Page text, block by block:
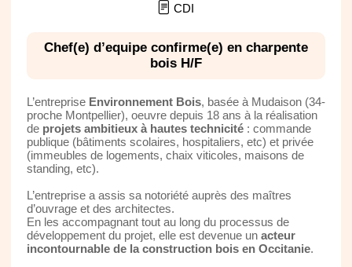
CDI
Chef(e) d’equipe confirme(e) en charpente
bois H/F
L’entreprise Environnement Bois, basée à Mudaison (34-
proche Montpellier), oeuvre depuis 18 ans à la réalisation
de projets ambitieux à hautes technicité: commande
publique (bâtiments scolaires, hospitaliers, etc) et privée
(immeubles de logements, chaix viticoles, maisons de
standing, etc).
L’entreprise a assis sa notoriété auprès des maîtres
d’ouvrage et des architectes.
En les accompagnant tout au long du processus de
développement du projet, elle est devenue un acteur
incontournable de la construction bois en Occitanie.